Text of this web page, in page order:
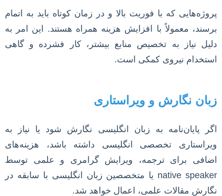
پروژه‌هایی که با فوریت بالا و در زمان کوتاه باید به اتمام
برسند، معمولاً با افزایش هزینه همراه هستند. این امر به
دلیل نیاز به تخصیص منابع بیشتر، کار فشرده و گاهی
استخدام نیروی کمکی است.
زبان نگارش و ویراستاری
اگر پایان‌نامه به زبان انگلیسی نگارش شود یا نیاز به
ویراستاری تخصصی انگلیسی داشته باشد، هزینه‌های
اضافی برای ترجمه، ویرایش گرامری و علمی توسط
native speaker یا متخصصین زبان انگلیسی با سابقه در
نگارش مقالات علمی، اعمال خواهد شد.